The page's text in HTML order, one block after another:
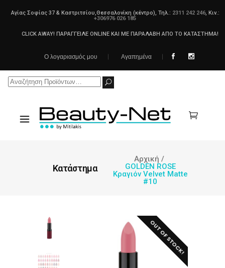
Αγίας Σοφίας 37 & Καστριτσίου,Θεσσαλονίκη (κέντρο), Τηλ.: 2311 242 246, Κιν.:
+306976 026 185
CLICK AWAY! ΠΑΡΑΓΓΕΙΛΕ ONLINE ΚΑΙ ΜΕ ΠΑΡΑΛΑΒΗ ΑΠΟ ΤΟ ΚΑΤΑΣΤΗΜΑ!
Ο λογαριασμός μου Αγαπημένα
Search
Κατάστημα
Αρχική /
GOLDEN ROSE
Κραγιόν Velvet Matte
#10
OUT OF STOCK!